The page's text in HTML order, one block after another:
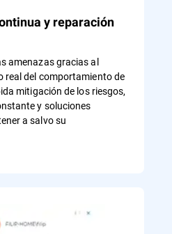
y reparación
amenazas gracias al
real del comportamiento de
mitigación de los riesgos,
y soluciones
a salvo su